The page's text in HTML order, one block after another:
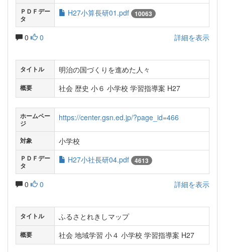
ＰＤＦデー
タ
H27小算長研01.pdf 10063
0 0 詳細を表示
タイトル 明治の国づくりを進めた人々
概要 社会 歴史 小６ 小学校 学習指導案 H27
ホームペー
ジ
https://center.gsn.ed.jp/?page_id=466
対象 小学校
ＰＤＦデー
タ
H27小社長研04.pdf 4613
0 0 詳細を表示
タイトル ふるさとれきしマップ
概要 社会 地域学習 小４ 小学校 学習指導案 H27